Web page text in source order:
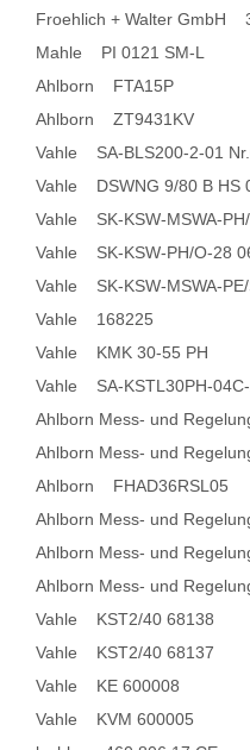
Froehlich + Walter GmbH
Mahle PI 0121 SM-L
Ahlborn FTA15P
Ahlborn ZT9431KV
Vahle SA-BLS200-2-01
Vahle DSWNG 9/80 B HS
Vahle SK-KSW-MSWA-
Vahle SK-KSW-PH/O-28
Vahle SK-KSW-MSWA-
Vahle 168225
Vahle KMK 30-55 PH
Vahle SA-KSTL30PH-
Ahlborn Mess- und
Ahlborn Mess- und
Ahlborn FHAD36RSL05
Ahlborn Mess- und
Ahlborn Mess- und
Ahlborn Mess- und
Vahle KST2/40 68138
Vahle KST2/40 68137
Vahle KE 600008
Vahle KVM 600005